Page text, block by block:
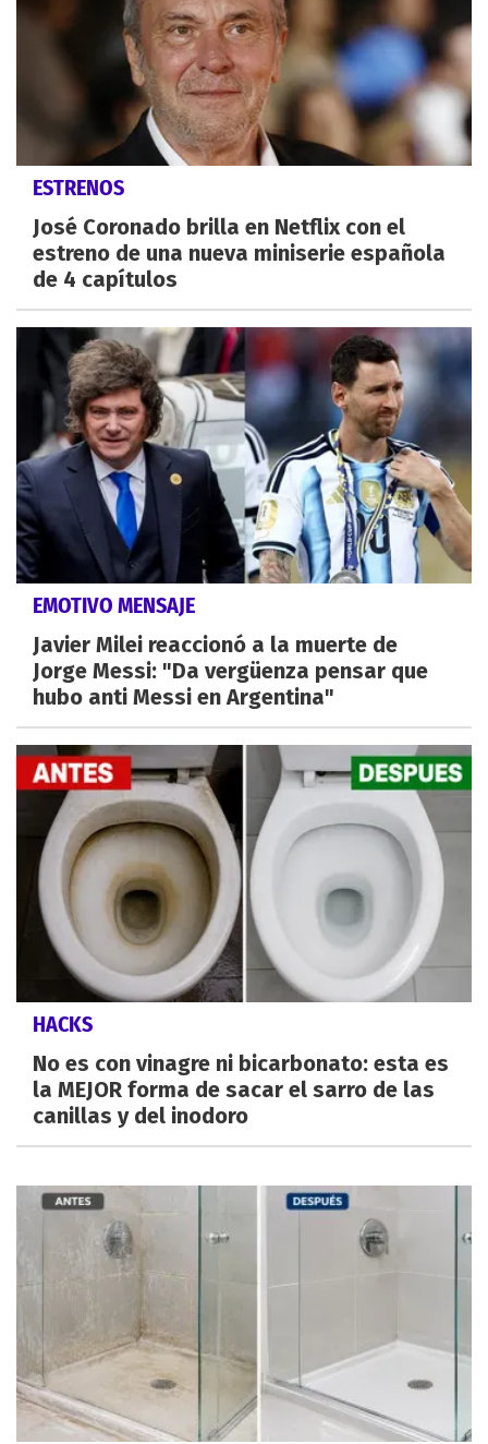
ESTRENOS
José Coronado brilla en Netflix con el
estreno de una nueva miniserie española
de 4 capítulos
EMOTIVO MENSAJE
Javier Milei reaccionó a la muerte de
Jorge Messi: "Da vergüenza pensar que
hubo anti Messi en Argentina"
HACKS
No es con vinagre ni bicarbonato: esta es
la MEJOR forma de sacar el sarro de las
canillas y del inodoro